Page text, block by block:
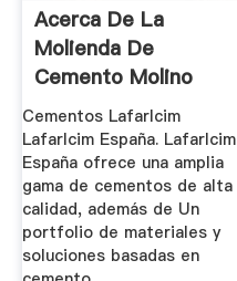
Acerca De La
Molienda De
Cemento Molino
Cementos Lafarlcim
Lafarlcim España. Lafarlcim
España ofrece una amplia
gama de cementos de alta
calidad, además de Un
portfolio de materiales y
soluciones basadas en